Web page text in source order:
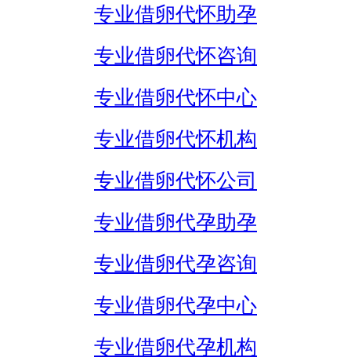
专业借卵代怀助孕
专业借卵代怀咨询
专业借卵代怀中心
专业借卵代怀机构
专业借卵代怀公司
专业借卵代孕助孕
专业借卵代孕咨询
专业借卵代孕中心
专业借卵代孕机构